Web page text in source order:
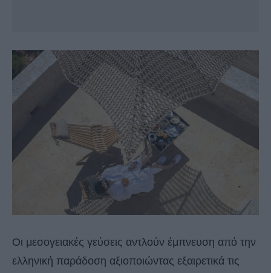
Οι μεσογειακές γεύσεις αντλούν έμπνευση από την
ελληνική παράδοση αξιοποιώντας εξαιρετικά τις